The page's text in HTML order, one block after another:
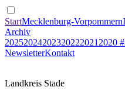
StartMecklenburg-Vorpommern
Archiv
20252024202320222021 2020
NewsletterKontakt
Landkreis Stade